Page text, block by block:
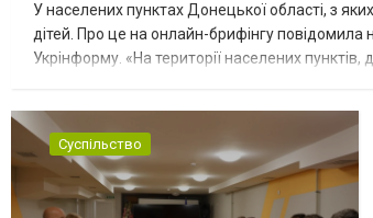
У населених пунктах Донецької області, з
дітей. Про це на онлайн-брифінгу
Укрінформу. «На території населених
Суспільство